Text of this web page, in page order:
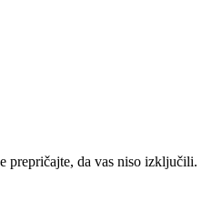
prepričajte, da vas niso izključili.